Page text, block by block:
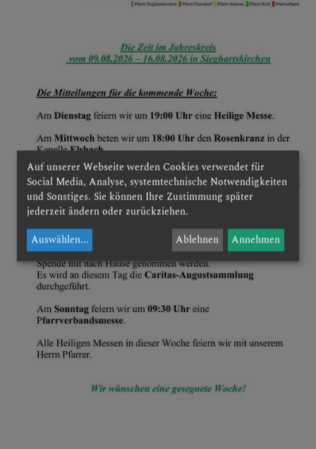
Auf unserer Webseite werden Cookies verwendet für
Social Media, Analyse, systemtechnische Notwendigkeiten
und Sonstiges. Sie können Ihre Zustimmung später
jederzeit ändern oder zurückziehen.
Auswählen... Ablehnen Annehmen